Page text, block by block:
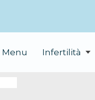
Menu Infertilità